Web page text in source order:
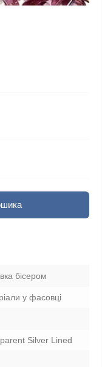
бісером
у фасовці
Silver Lined